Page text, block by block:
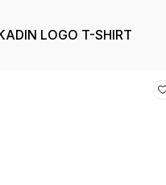
LOGO T-SHIRT